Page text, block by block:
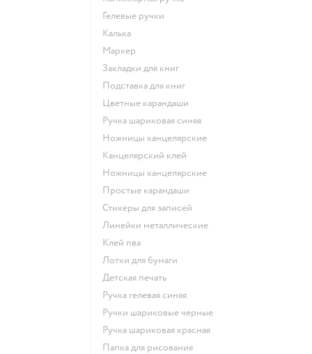
Гелевые ручки
Калька
Маркер
Закладки для книг
Подставка для книг
Цветные карандаши
Ручка шариковая синяя
Ножницы канцелярские
Канцелярский клей
Ножницы канцелярские
Простые карандаши
Стикеры для записей
Линейки металлические
Клей пва
Лотки для бумаги
Детская печать
Ручка гелевая синяя
Ручки шариковые черные
Ручка шариковая красная
Папка для рисования